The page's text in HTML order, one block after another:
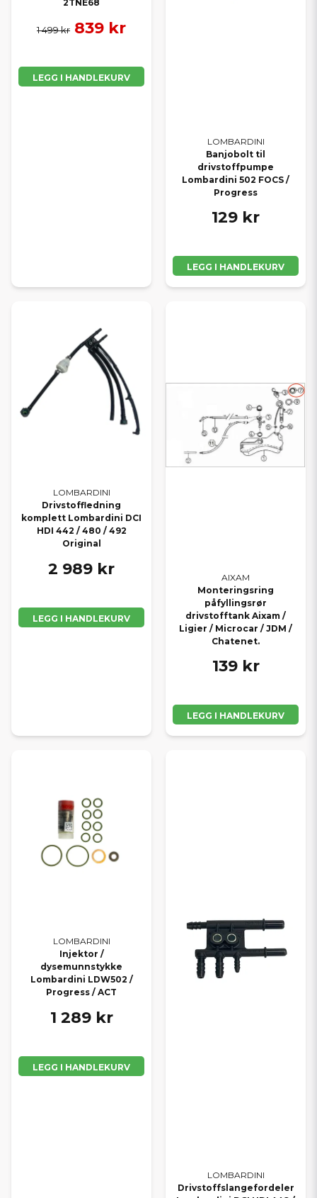
2TNE68
1 499 kr 839 kr
LEGG I HANDLEKURV
LOMBARDINI
Banjobolt til
drivstoffpumpe
Lombardini 502 FOCS /
Progress
129 kr
LEGG I HANDLEKURV
LOMBARDINI
Drivstoffledning
komplett Lombardini DCI
HDI 442 / 480 / 492
Original
2 989 kr
LEGG I HANDLEKURV
AIXAM
Monteringsring
påfyllingsrør
drivstofftank Aixam /
Ligier / Microcar / JDM /
Chatenet.
139 kr
LEGG I HANDLEKURV
LOMBARDINI
Injektor /
dysemunnstykke
Lombardini LDW502 /
Progress / ACT
1 289 kr
LEGG I HANDLEKURV
LOMBARDINI
Drivstoffslangefordeler